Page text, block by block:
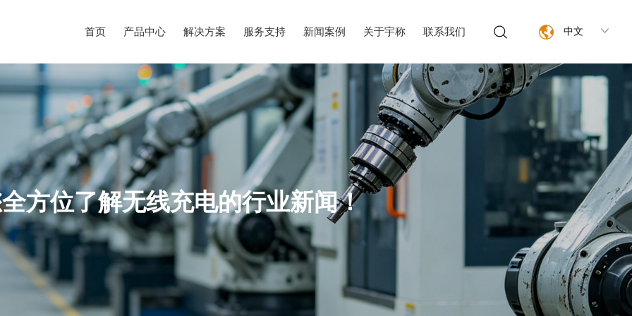
首页 产品中心 解决方案 服务支持 新闻案例 关于宇称 联系我们 中文
方位了解无线充电的行业新闻！